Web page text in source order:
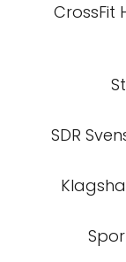
CrossFit
SDR